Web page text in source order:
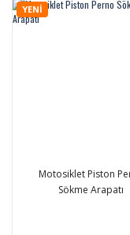
YENİ
Motosiklet Piston
Sökme Arapatı